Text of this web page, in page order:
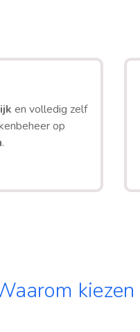
en volledig zelf
op
.